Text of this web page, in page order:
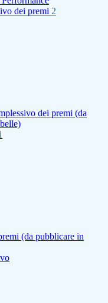
dei premi 2
dei premi (da
(da pubblicare in